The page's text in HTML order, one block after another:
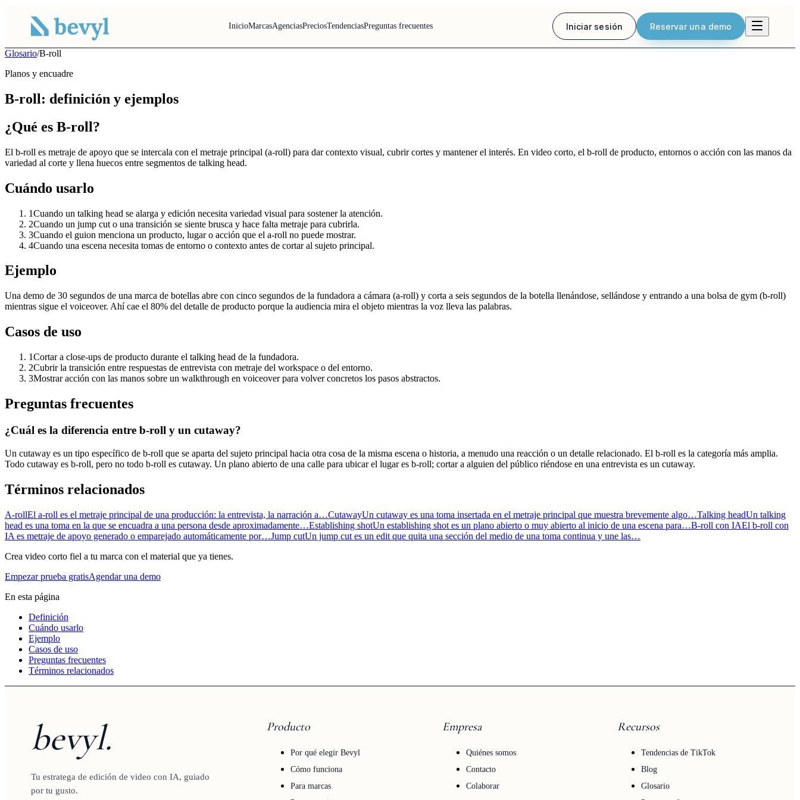
InicioMarcasAgenciasPreciosTendenciasPreguntas frecuentes Iniciar sesión Reservar una demo
Glosario/B-roll
Planos y encuadre
B-roll: definición y ejemplos
¿Qué es B-roll?
El b-roll es metraje de apoyo que se intercala con el metraje principal (a-roll) para dar contexto visual, cubrir cortes y mantener el interés. En video corto, el b-roll de producto, entornos o acción con las manos da
variedad al corte y llena huecos entre segmentos de talking head.
Cuándo usarlo
1Cuando un talking head se alarga y edición necesita variedad visual para sostener la atención.
2Cuando un jump cut o una transición se siente brusca y hace falta metraje para cubrirla.
3Cuando el guion menciona un producto, lugar o acción que el a-roll no puede mostrar.
4Cuando una escena necesita tomas de entorno o contexto antes de cortar al sujeto principal.
Ejemplo
Una demo de 30 segundos de una marca de botellas abre con cinco segundos de la fundadora a cámara (a-roll) y corta a seis segundos de la botella llenándose, sellándose y entrando a una bolsa de gym (b-roll)
mientras sigue el voiceover. Ahí cae el 80% del detalle de producto porque la audiencia mira el objeto mientras la voz lleva las palabras.
Casos de uso
1Cortar a close-ups de producto durante el talking head de la fundadora.
2Cubrir la transición entre respuestas de entrevista con metraje del workspace o del entorno.
3Mostrar acción con las manos sobre un walkthrough en voiceover para volver concretos los pasos abstractos.
Preguntas frecuentes
¿Cuál es la diferencia entre b-roll y un cutaway?
Un cutaway es un tipo específico de b-roll que se aparta del sujeto principal hacia otra cosa de la misma escena o historia, a menudo una reacción o un detalle relacionado. El b-roll es la categoría más amplia.
Todo cutaway es b-roll, pero no todo b-roll es cutaway. Un plano abierto de una calle para ubicar el lugar es b-roll; cortar a alguien del público riéndose en una entrevista es un cutaway.
Términos relacionados
A-rollEl a-roll es el metraje principal de una producción: la entrevista, la narración a…CutawayUn cutaway es una toma insertada en el metraje principal que muestra brevemente algo…Talking headUn talking
head es una toma en la que se encuadra a una persona desde aproximadamente…Establishing shotUn establishing shot es un plano abierto o muy abierto al inicio de una escena para…B-roll con IAEl b-roll con
IA es metraje de apoyo generado o emparejado automáticamente por…Jump cutUn jump cut es un edit que quita una sección del medio de una toma continua y une las…
Crea video corto fiel a tu marca con el material que ya tienes.
Empezar prueba gratisAgendar una demo
En esta página
Definición
Cuándo usarlo
Ejemplo
Casos de uso
Preguntas frecuentes
Términos relacionados
bevyl.
Tu estratega de edición de video con IA, guiado
por tu gusto.
Producto
Por qué elegir Bevyl
Cómo funciona
Para marcas
Empresa
Quiénes somos
Contacto
Colaborar
Recursos
Tendencias de TikTok
Blog
Glosario